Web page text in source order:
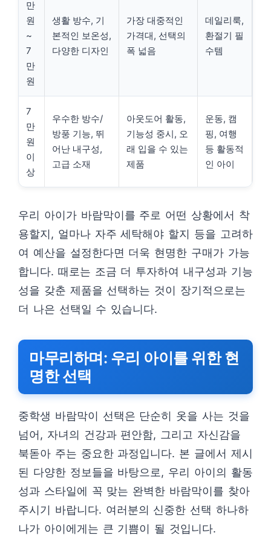
만
원
~
7
만
원
생활 방수, 기
본적인 보온성,
다양한 디자인
가장 대중적인
가격대, 선택의
폭 넓음
데일리룩,
환절기 필
수템
7
만
원
이
상
우수한 방수/
방풍 기능, 뛰
어난 내구성,
고급 소재
아웃도어 활동,
기능성 중시, 오
래 입을 수 있는
제품
운동, 캠
핑, 여행
등 활동적
인 아이
우리 아이가 바람막이를 주로 어떤 상황에서 착
용할지, 얼마나 자주 세탁해야 할지 등을 고려하
여 예산을 설정한다면 더욱 현명한 구매가 가능
합니다. 때로는 조금 더 투자하여 내구성과 기능
성을 갖춘 제품을 선택하는 것이 장기적으로는
더 나은 선택일 수 있습니다.
마무리하며: 우리 아이를 위한 현
명한 선택
중학생 바람막이 선택은 단순히 옷을 사는 것을
넘어, 자녀의 건강과 편안함, 그리고 자신감을
북돋아 주는 중요한 과정입니다. 본 글에서 제시
된 다양한 정보들을 바탕으로, 우리 아이의 활동
성과 스타일에 꼭 맞는 완벽한 바람막이를 찾아
주시기 바랍니다. 여러분의 신중한 선택 하나하
나가 아이에게는 큰 기쁨이 될 것입니다.